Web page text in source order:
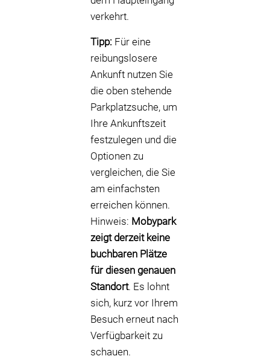
verkehrt.
Tipp: Für eine
reibungslosere
Ankunft nutzen Sie
die oben stehende
Parkplatzsuche, um
Ihre Ankunftszeit
festzulegen und die
Optionen zu
vergleichen, die Sie
am einfachsten
erreichen können.
Hinweis: Mobypark
zeigt derzeit keine
buchbaren Plätze
für diesen genauen
Standort. Es lohnt
sich, kurz vor Ihrem
Besuch erneut nach
Verfügbarkeit zu
schauen.